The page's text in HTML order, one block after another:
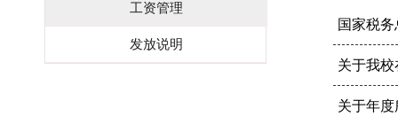
工资管理
发放说明
国家税
关于我
关于年